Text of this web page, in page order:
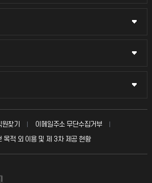
원찾기
이메일주소 무단수집거부
목적 외 이용 및 제 3차 제공 현황